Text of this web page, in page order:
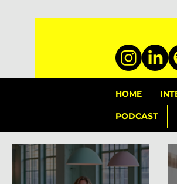
HOME
PODCAST